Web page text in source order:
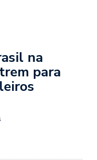
na
para